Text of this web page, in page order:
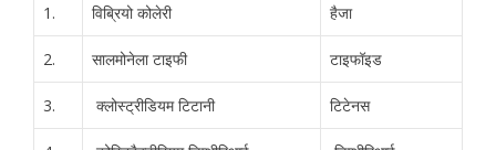
1. विब्रियो कोलेरी हैजा
2. सालमोनेला टाइफी टाइफॉइड
3. क्लोस्ट्रीडियम टिटानी टिटेनस